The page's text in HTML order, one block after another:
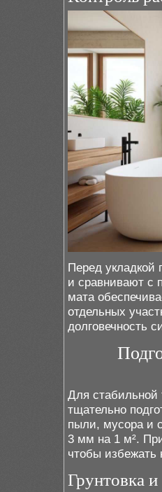
Перед укладкой
и сравнивают с
мата
отдельных
долговечность
Для стабильной
тщательно
пыли, мусора и
3 мм на 1 м².
чтобы
Грунтовка